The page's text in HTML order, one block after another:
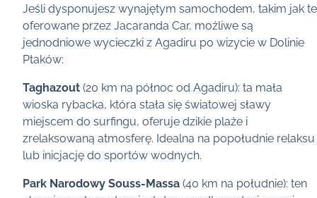
Jeśli dysponujesz wynajętym samochodem, takim jak te
oferowane przez Jacaranda Car, możliwe są
jednodniowe wycieczki z Agadiru po wizycie w Dolinie
Ptaków:
Taghazout(20 km na północ od Agadiru): ta mała
wioska rybacka, która stała się światowej sławy
miejscem do surfingu, oferuje dzikie plaże i
zrelaksowaną atmosferę. Idealna na popołudnie relaksu
lub inicjację do sportów wodnych.
Park Narodowy Souss-Massa (40 km na południe): ten